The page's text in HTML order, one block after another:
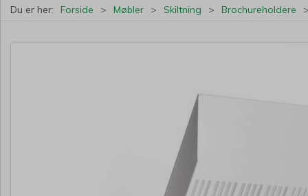
Du er her: Forside Møbler Skiltning Brochureholdere